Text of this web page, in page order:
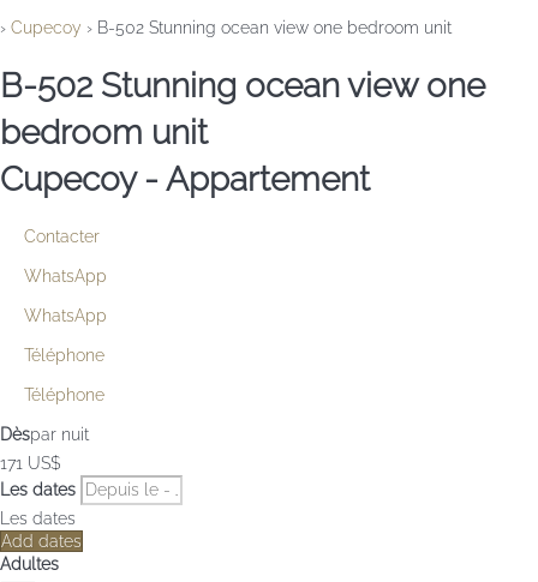
› Cupecoy › B-502 Stunning ocean view one bedroom unit
B-502 Stunning ocean view one
bedroom unit
Cupecoy - Appartement
Contacter
WhatsApp
WhatsApp
Téléphone
Téléphone
Dèspar nuit
171 US$
Les dates
Les dates
Add dates
Adultes